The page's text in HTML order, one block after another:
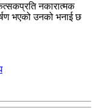
नकारात्मक
भएको उनको भनाई छ